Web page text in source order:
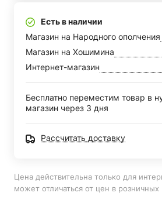
Есть в наличии
Магазин на Народного ополчения
Магазин на Хошимина
Интернет-магазин
Бесплатно переместим товар в
магазин через 3 дня
Рассчитать доставку
Цена действительна только для
может отличаться от цен в розничных